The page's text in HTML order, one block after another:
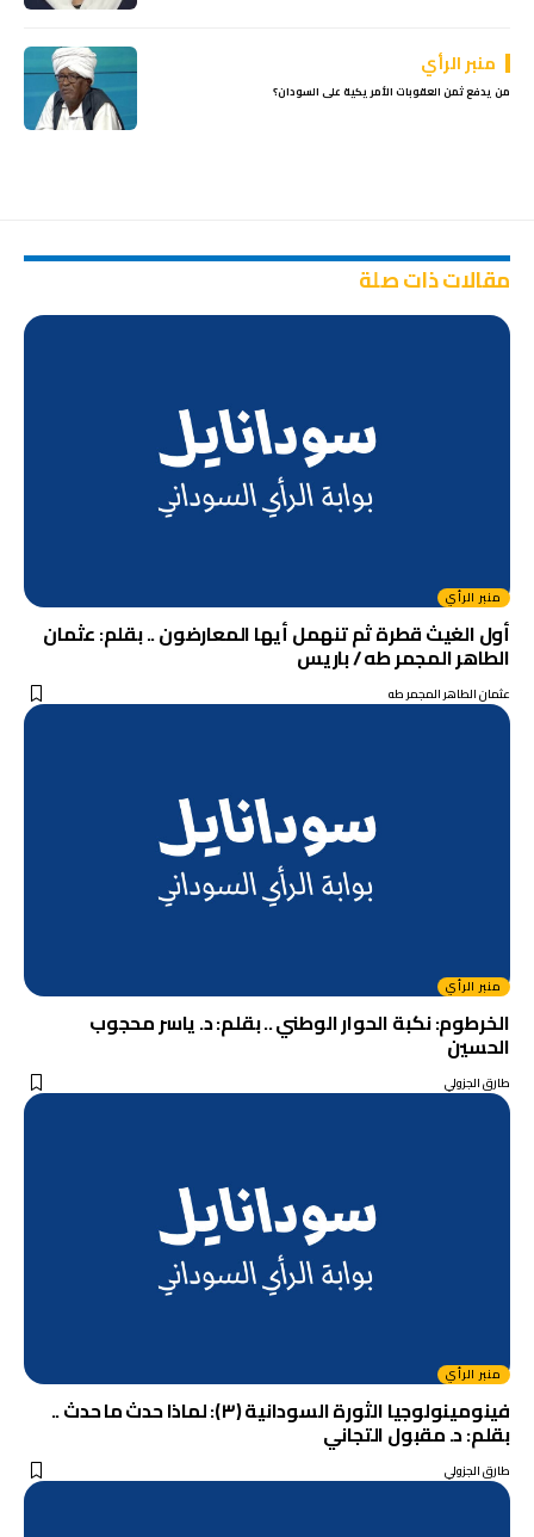
منبر الرأي
من يدفع ثمن العقوبات الأمريكية على السودان؟
مقالات ذات صلة
منبر الرأي
أول الغيث قطرة ثم تنهمل أيها المعارضون .. بقلم: عثمان
الطاهر المجمر طه / باريس
عثمان الطاهر المجمر طه
منبر الرأي
الخرطوم: نكبة الحوار الوطني .. بقلم: د. ياسر محجوب
الحسين
طارق الجزولي
منبر الرأي
فينومينولوجيا الثورة السودانية (٣): لماذا حدث ما حدث ..
بقلم: د. مقبول التجاني
طارق الجزولي